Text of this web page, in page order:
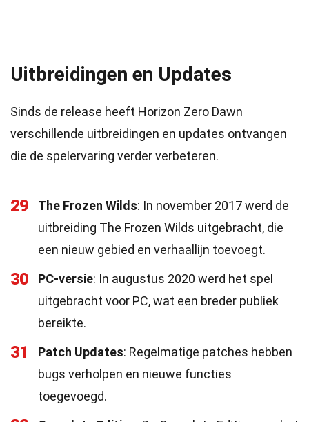
Uitbreidingen en Updates
Sinds de release heeft Horizon Zero Dawn
verschillende uitbreidingen en updates ontvangen
die de spelervaring verder verbeteren.
29 The Frozen Wilds: In november 2017 werd de
uitbreiding The Frozen Wilds uitgebracht, die
een nieuw gebied en verhaallijn toevoegt.
30 PC-versie: In augustus 2020 werd het spel
uitgebracht voor PC, wat een breder publiek
bereikte.
31 Patch Updates: Regelmatige patches hebben
bugs verholpen en nieuwe functies
toegevoegd.